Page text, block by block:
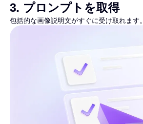
3. プロンプトを取得
包括的な画像説明文がすぐに受け取れます。